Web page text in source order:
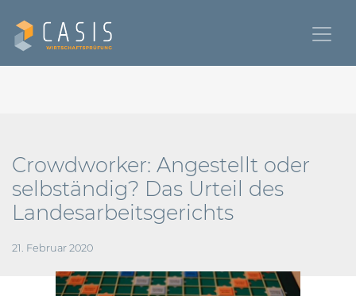
Crowdworker: Angestellt oder
selbständig? Das Urteil des
Landesarbeitsgerichts
21. Februar 2020